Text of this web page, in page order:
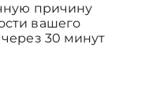
причину
вашего
через 30 минут